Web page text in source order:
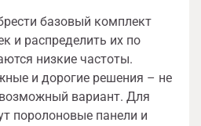
базовый комплект
и распределить их по
низкие частоты.
и дорогие решения – не
вариант. Для
поролоновые панели и